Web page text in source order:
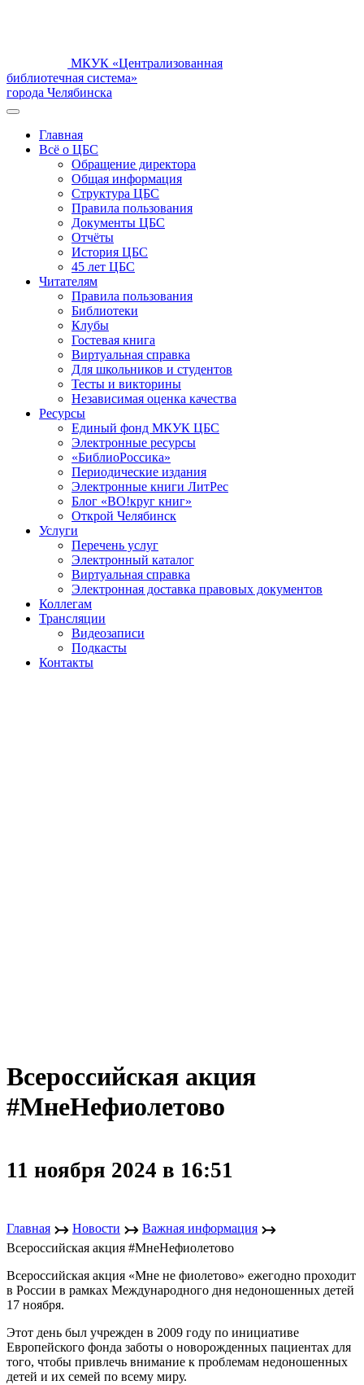
МКУК «Централизованная
библиотечная система»
города Челябинска
Главная
Всё о ЦБС
Обращение директора
Общая информация
Структура ЦБС
Правила пользования
Документы ЦБС
Отчёты
История ЦБС
45 лет ЦБС
Читателям
Правила пользования
Библиотеки
Клубы
Гостевая книга
Виртуальная справка
Для школьников и студентов
Тесты и викторины
Независимая оценка качества
Ресурсы
Единый фонд МКУК ЦБС
Электронные ресурсы
«БиблиоРоссика»
Периодические издания
Электронные книги ЛитРес
Блог «ВО!круг книг»
Открой Челябинск
Услуги
Перечень услуг
Электронный каталог
Виртуальная справка
Электронная доставка правовых документов
Коллегам
Трансляции
Видеозаписи
Подкасты
Контакты
Всероссийская акция
#МнеНефиолетово
11 ноября 2024 в 16:51
Главная ↣ Новости ↣ Важная информация ↣
Всероссийская акция #МнеНефиолетово
Всероссийская акция «Мне не фиолетово» ежегодно проходит
в России в рамках Международного дня недоношенных детей
17 ноября.
Этот день был учрежден в 2009 году по инициативе
Европейского фонда заботы о новорожденных пациентах для
того, чтобы привлечь внимание к проблемам недоношенных
детей и их семей по всему миру.